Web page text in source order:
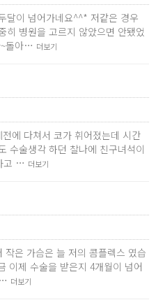
달이 넘어가네요^^* 저같은 경우
히 병원을 고르지 않았으면 안됐었
~돌아… 더보기
에 다쳐서 코가 휘어졌는데 시간
수술생각 하던 찰나에 친구녀석이
고 … 더보기
은 가슴은 늘 저의 콤플렉스 였습
이제 수술을 받은지 4개월이 넘어
더보기